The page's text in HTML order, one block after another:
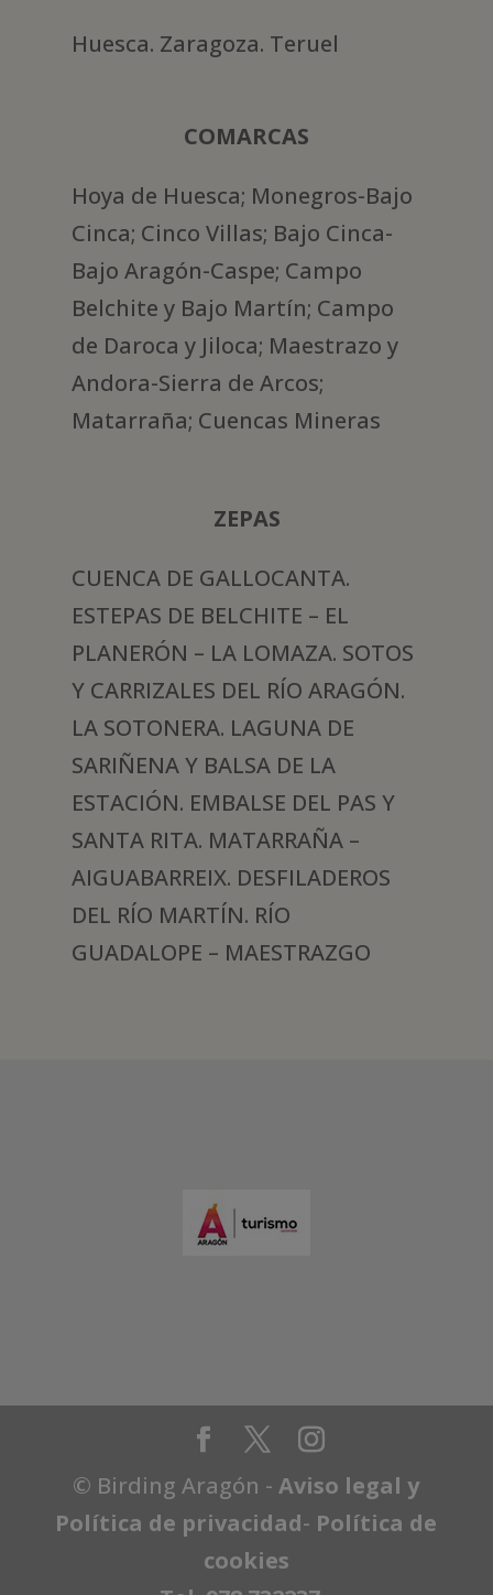
Huesca. Zaragoza. Teruel
COMARCAS
Hoya de Huesca; Monegros-Bajo
Cinca; Cinco Villas; Bajo Cinca-
Bajo Aragón-Caspe; Campo
Belchite y Bajo Martín; Campo
de Daroca y Jiloca; Maestrazo y
Andora-Sierra de Arcos;
Matarraña; Cuencas Mineras
ZEPAS
CUENCA DE GALLOCANTA.
ESTEPAS DE BELCHITE – EL
PLANERÓN – LA LOMAZA. SOTOS
Y CARRIZALES DEL RÍO ARAGÓN.
LA SOTONERA. LAGUNA DE
SARIÑENA Y BALSA DE LA
ESTACIÓN. EMBALSE DEL PAS Y
SANTA RITA. MATARRAÑA –
AIGUABARREIX. DESFILADEROS
DEL RÍO MARTÍN. RÍO
GUADALOPE – MAESTRAZGO
© Birding Aragón -Aviso legal y
Política de privacidad- Política de
cookies